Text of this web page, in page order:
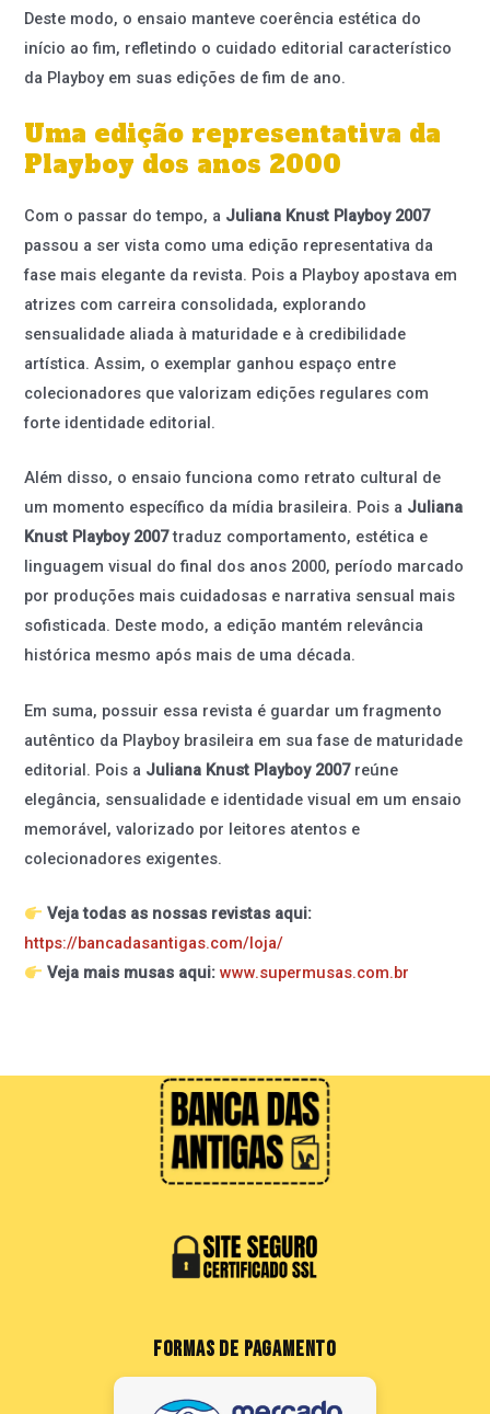
Deste modo, o ensaio manteve coerência estética do
início ao fim, refletindo o cuidado editorial característico
da Playboy em suas edições de fim de ano.
Uma edição representativa da
Playboy dos anos 2000
Com o passar do tempo, a Juliana Knust Playboy 2007
passou a ser vista como uma edição representativa da
fase mais elegante da revista. Pois a Playboy apostava em
atrizes com carreira consolidada, explorando
sensualidade aliada à maturidade e à credibilidade
artística. Assim, o exemplar ganhou espaço entre
colecionadores que valorizam edições regulares com
forte identidade editorial.
Além disso, o ensaio funciona como retrato cultural de
um momento específico da mídia brasileira. Pois a Juliana
Knust Playboy 2007traduz comportamento, estética e
linguagem visual do final dos anos 2000, período marcado
por produções mais cuidadosas e narrativa sensual mais
sofisticada. Deste modo, a edição mantém relevância
histórica mesmo após mais de uma década.
Em suma, possuir essa revista é guardar um fragmento
autêntico da Playboy brasileira em sua fase de maturidade
editorial. Pois a Juliana Knust Playboy 2007reúne
elegância, sensualidade e identidade visual em um ensaio
memorável, valorizado por leitores atentos e
colecionadores exigentes.
Veja todas as nossas revistas aqui:
https://bancadasantigas.com/loja/
Veja mais musas aqui: www.supermusas.com.br
FORMAS DE PAGAMENTO